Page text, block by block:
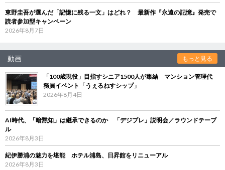
東野圭吾が選んだ「記憶に残る一文」はどれ？ 最新作『永遠の記憶』発売で
読者参加型キャンペーン
2026年8月7日
動画 もっと見る
「100歳現役」目指すシニア1500人が集結 マンション管理代
務員イベント「うぇるねすシップ」
2026年8月4日
AI時代、「暗黙知」は継承できるのか 「デジブレ」説明会／ラウンドテーブ
ル
2026年8月3日
紀伊勝浦の魅力を堪能 ホテル浦島、日昇館をリニューアル
2026年8月3日